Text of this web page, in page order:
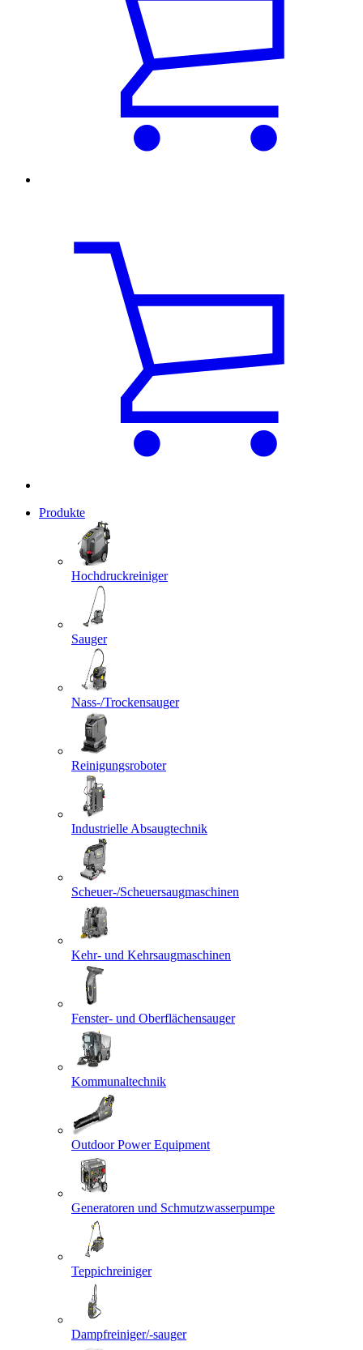
Produkte
Hochdruckreiniger
Sauger
Nass-/Trockensauger
Reinigungsroboter
Industrielle Absaugtechnik
Scheuer-/Scheuersaugmaschinen
Kehr- und Kehrsaugmaschinen
Fenster- und Oberflächensauger
Kommunaltechnik
Outdoor Power Equipment
Generatoren und Schmutzwasserpumpe
Teppichreiniger
Dampfreiniger/-sauger